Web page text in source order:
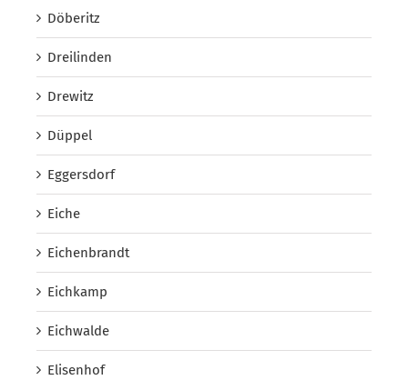
Döberitz
Dreilinden
Drewitz
Düppel
Eggersdorf
Eiche
Eichenbrandt
Eichkamp
Eichwalde
Elisenhof